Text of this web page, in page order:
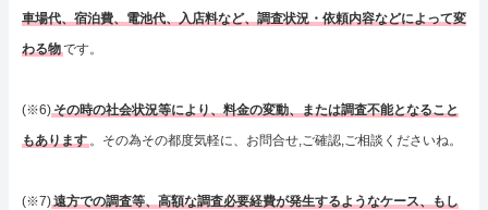
車場代、宿泊費、電池代、入店料など、調査状況・依頼内容などによって変
わる物です。
(※6)その時の社会状況等により、料金の変動、または調査不能となること
もあります 。その為その都度気軽に、お問合せ,ご確認,ご相談くださいね。
(※7)遠方での調査等、高額な調査必要経費が発生するようなケース、もし